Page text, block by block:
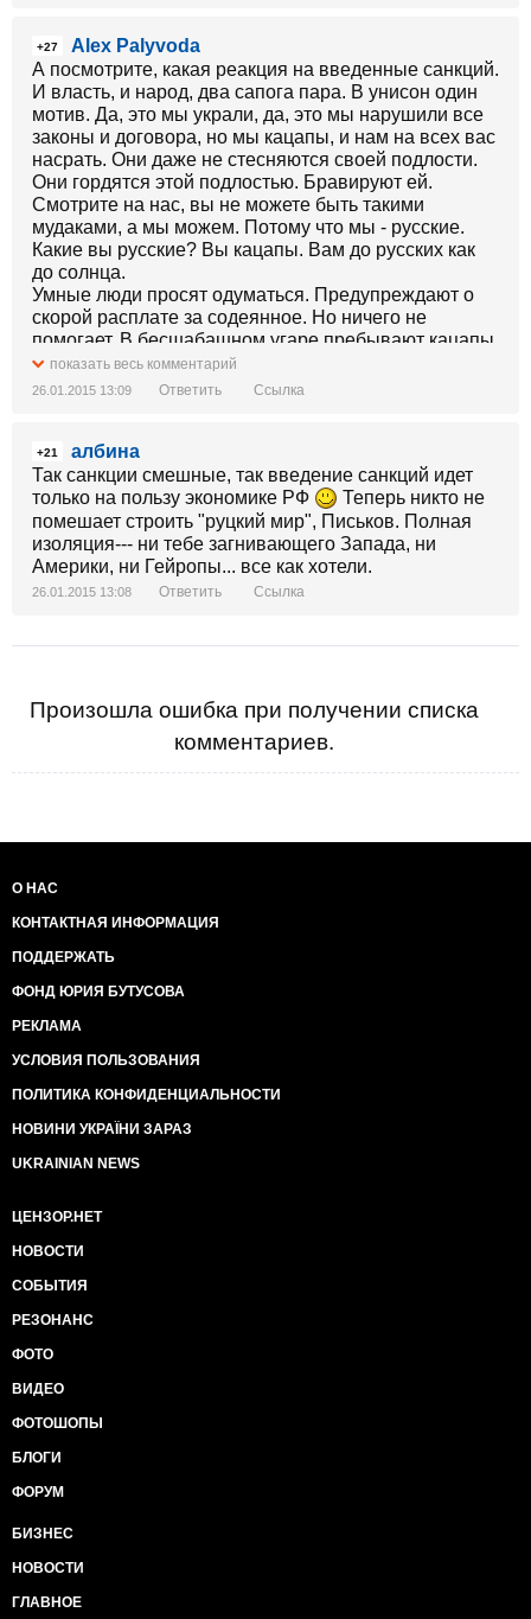
+27
Alex Palyvoda
А посмотрите, какая реакция на введенные санкций.
И власть, и народ, два сапога пара. В унисон один
мотив. Да, это мы украли, да, это мы нарушили все
законы и договора, но мы кацапы, и нам на всех вас
насрать. Они даже не стесняются своей подлости.
Они гордятся этой подлостью. Бравируют ей.
Смотрите на нас, вы не можете быть такими
мудаками, а мы можем. Потому что мы - русские.
Какие вы русские? Вы кацапы. Вам до русских как
до солнца.
Умные люди просят одуматься. Предупреждают о
скорой расплате за содеянное. Но ничего не
помогает. В бесшабашном угаре пребывают кацапы,
Крым с нами - и все. Будем без трусов, но с Крымом.
Это очень похоже на поведение пьяницы, который
гуляет так, что у самого морда побитая, да и у
соседей имущество не целое.
показать весь комментарий
26.01.2015 13:09 Ответить Ссылка
+21
албина
Так санкции смешные, так введение санкций идет
только на пользу экономике РФ
Теперь никто не
помешает строить "руцкий мир", Письков. Полная
изоляция--- ни тебе загнивающего Запада, ни
Америки, ни Гейропы... все как хотели.
26.01.2015 13:08 Ответить Ссылка
Произошла ошибка при получении списка
комментариев.
О НАС
КОНТАКТНАЯ ИНФОРМАЦИЯ
ПОДДЕРЖАТЬ
ФОНД ЮРИЯ БУТУСОВА
РЕКЛАМА
УСЛОВИЯ ПОЛЬЗОВАНИЯ
ПОЛИТИКА КОНФИДЕНЦИАЛЬНОСТИ
НОВИНИ УКРАЇНИ ЗАРАЗ
UKRAINIAN NEWS
ЦЕНЗОР.НЕТ
НОВОСТИ
СОБЫТИЯ
РЕЗОНАНС
ФОТО
ВИДЕО
ФОТОШОПЫ
БЛОГИ
ФОРУМ
БИЗНЕС
НОВОСТИ
ГЛАВНОЕ